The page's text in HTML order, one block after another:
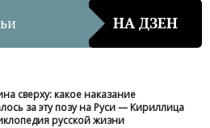
НА ДЗЕН
сверху: какое наказание
за эту позу на Руси — Кириллица
русской жизни